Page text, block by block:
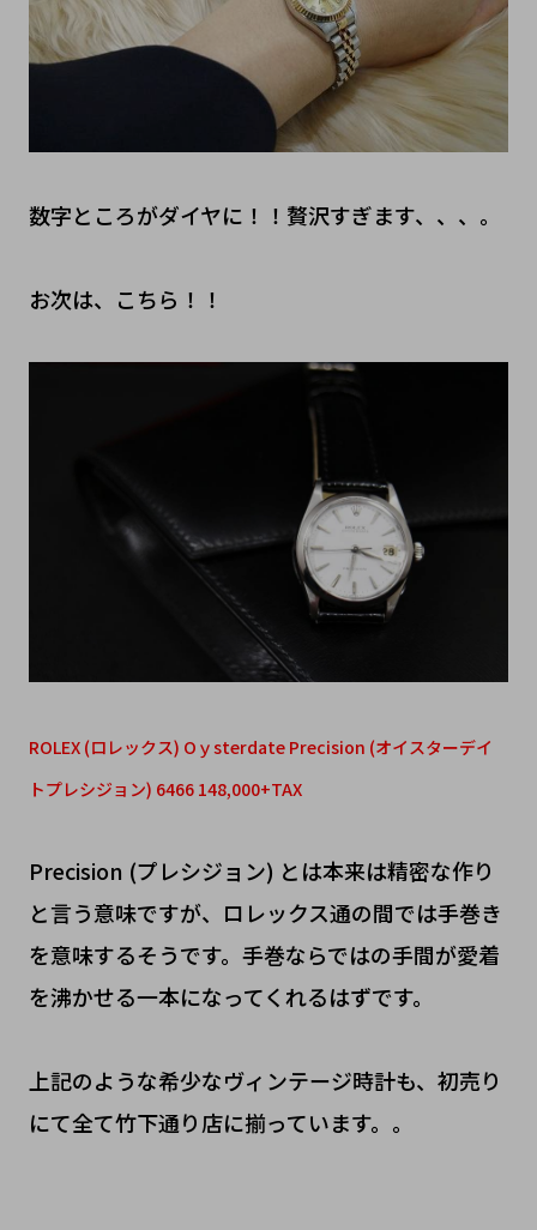
数字ところがダイヤに！！贅沢すぎます、、、。
お次は、こちら！！
ROLEX (ロレックス) Oｙsterdate Precision (オイスターデイ
トプレシジョン) 6466 148,000+TAX
Precision (プレシジョン) とは本来は精密な作り
と言う意味ですが、ロレックス通の間では手巻き
を意味するそうです。手巻ならではの手間が愛着
を沸かせる一本になってくれるはずです。
上記のような希少なヴィンテージ時計も、初売り
にて全て竹下通り店に揃っています。。